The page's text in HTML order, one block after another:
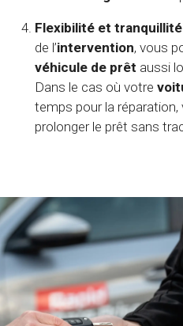
Flexibilité et tranquillité
de l’intervention, vous
véhicule de prêt aussi
Dans le cas où votre
temps pour la
prolonger le prêt sans